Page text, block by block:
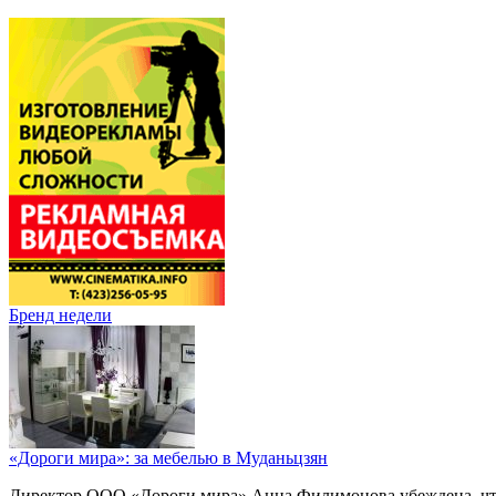
Бренд недели
«Дороги мира»: за мебелью в Муданьцзян